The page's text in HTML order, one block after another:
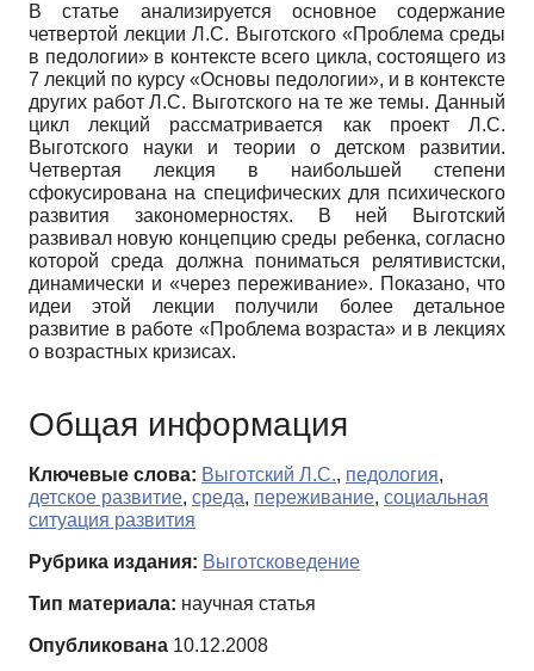
В статье анализируется основное содержание
четвертой лекции Л.С. Выготского «Проблема среды
в педологии» в контексте всего цикла, состоящего из
7 лекций по курсу «Основы педологии», и в контексте
других работ Л.С. Выготского на те же темы. Данный
цикл лекций рассматривается как проект Л.С.
Выготского науки и теории о детском развитии.
Четвертая лекция в наибольшей степени
сфокусирована на специфических для психического
развития закономерностях. В ней Выготский
развивал новую концепцию среды ребенка, согласно
которой среда должна пониматься релятивистски,
динамически и «через переживание». Показано, что
идеи этой лекции получили более детальное
развитие в работе «Проблема возраста» и в лекциях
о возрастных кризисах.
Общая информация
Ключевые слова: Выготский Л.С., педология,
детское развитие, среда, переживание, социальная
ситуация развития
Рубрика издания: Выготсковедение
Тип материала: научная статья
Опубликована 10.12.2008